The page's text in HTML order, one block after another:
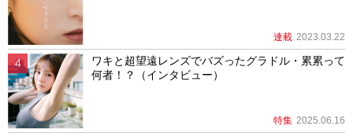
連載 2023.03.22
ワキと超望遠レンズでバズったグラドル・累累って
何者！？（インタビュー）
特集 2025.06.16